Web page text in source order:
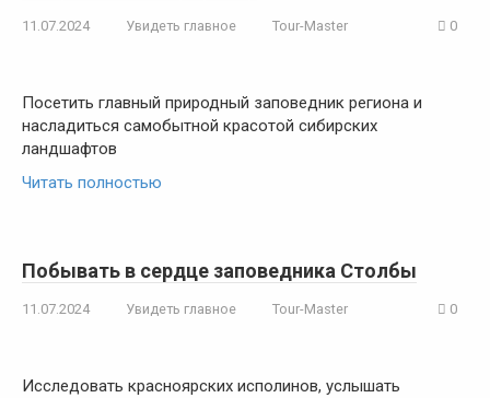
11.07.2024 Увидеть главное Tour-Master 0
Посетить главный природный заповедник региона и
насладиться самобытной красотой сибирских
ландшафтов
Читать полностью
Побывать в сердце заповедника Столбы
11.07.2024 Увидеть главное Tour-Master 0
Исследовать красноярских исполинов, услышать